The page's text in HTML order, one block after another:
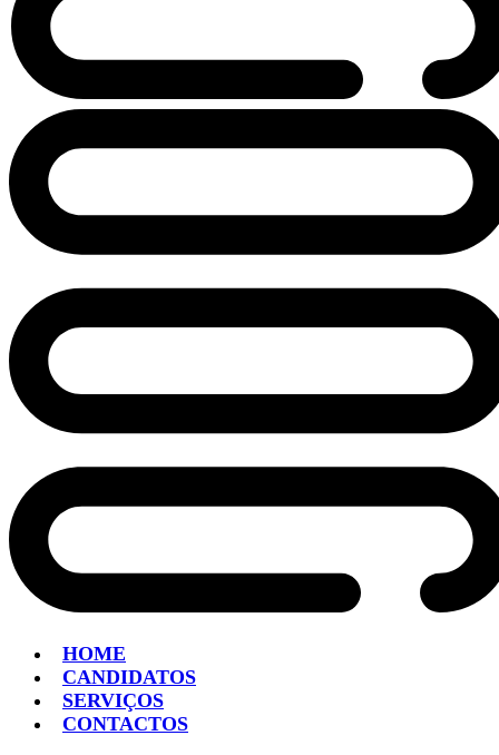
HOME
CANDIDATOS
SERVIÇOS
CONTACTOS